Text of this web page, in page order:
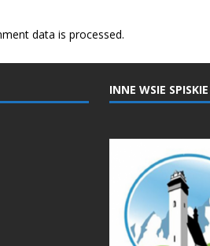
data is processed.
INNE WSIE SPISKIE